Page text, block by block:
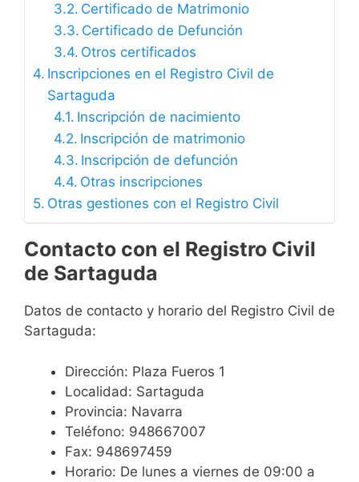
Certificado de Matrimonio
Certificado de Defunción
Otros certificados
Inscripciones en el Registro Civil de
Sartaguda
Inscripción de nacimiento
Inscripción de matrimonio
Inscripción de defunción
Otras inscripciones
Otras gestiones con el Registro Civil
Contacto con el Registro Civil
de Sartaguda
Datos de contacto y horario del Registro Civil de
Sartaguda:
Dirección: Plaza Fueros 1
Localidad: Sartaguda
Provincia: Navarra
Teléfono: 948667007
Fax: 948697459
Horario: De lunes a viernes de 09:00 a